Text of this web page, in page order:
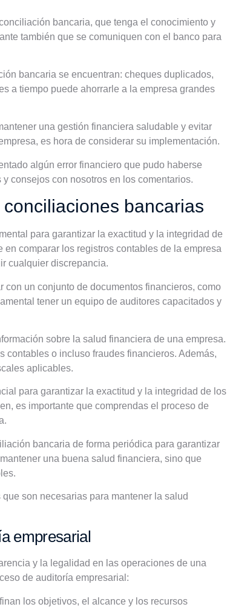
bancaria, que tenga el conocimiento y
también que se comuniquen con el banco para
bancaria se encuentran: cheques duplicados,
a tiempo puede ahorrarle a la empresa grandes
una gestión financiera saludable y evitar
es hora de considerar su implementación.
algún error financiero que pudo haberse
consejos con nosotros en los comentarios.
bancarias
para garantizar la exactitud y la integridad de
comparar los registros contables de la empresa
cualquier discrepancia.
un conjunto de documentos financieros, como
tener un equipo de auditores capacitados y
sobre la salud financiera de una empresa.
contables o incluso fraudes financieros. Además,
aplicables.
para garantizar la exactitud y la integridad de los
es importante que comprendas el proceso de
bancaria de forma periódica para garantizar
una buena salud financiera, sino que
son necesarias para mantener la salud
empresarial
y la legalidad en las operaciones de una
de auditoría empresarial:
los objetivos, el alcance y los recursos